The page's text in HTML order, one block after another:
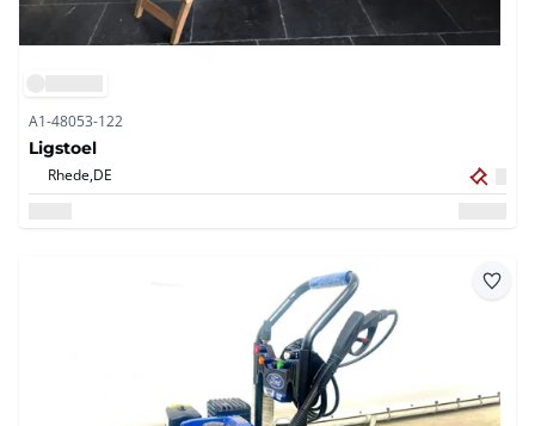
A1-48053-122
Ligstoel
Rhede,DE